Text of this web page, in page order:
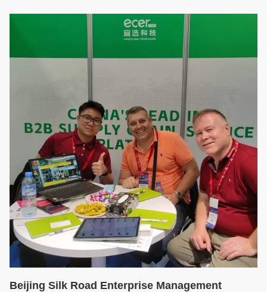
Beijing Silk Road Enterprise Management